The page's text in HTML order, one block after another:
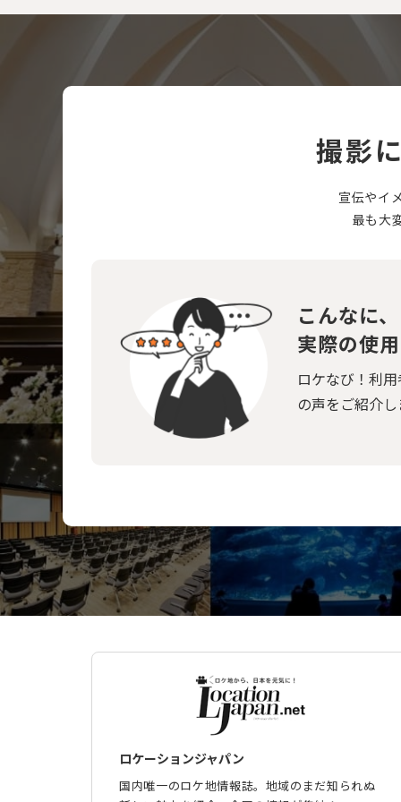
撮影
宣伝やイ
最も大
こんなに
実際の使
ロケなび！利
の声をご紹介
ロケーションジャパン
国内唯一のロケ地情報誌。地域のまだ知られぬ